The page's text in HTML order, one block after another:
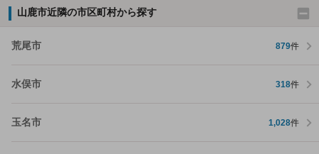
山鹿市近隣の市区町村から探す
荒尾市 879件
水俣市 318件
玉名市 1,028件